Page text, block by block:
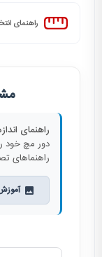
راهنمای
راهنمای
دور مچ خود
راهنماهای